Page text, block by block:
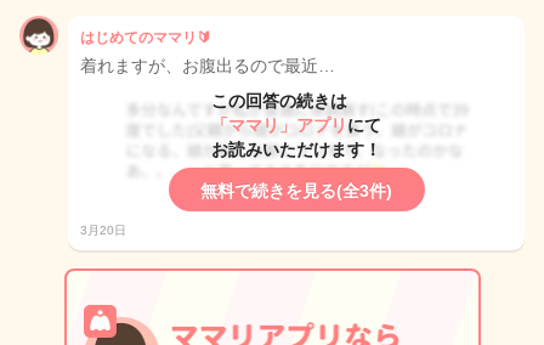
はじめてのママリ🔰
着れますが、お腹出るので最近…
この回答の続きは
「ママリ」アプリ にて
お読みいただけます！
無料で続きを見る(全3件)
3月20日